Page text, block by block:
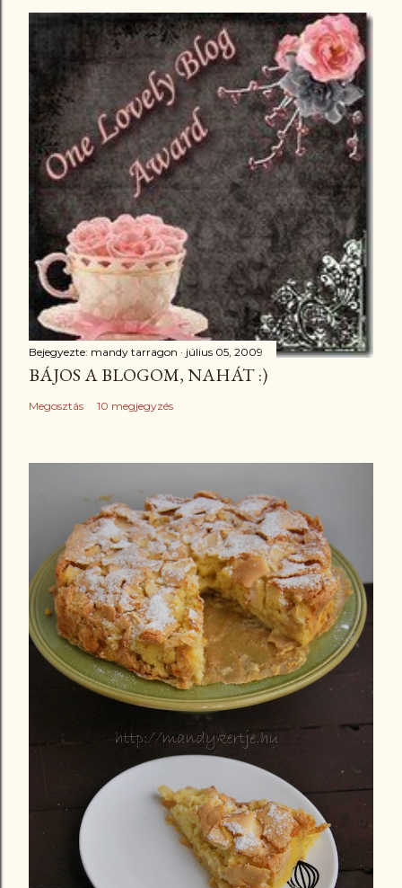
Bejegyezte: mandy tarragon július 05, 2009
BÁJOS A BLOGOM, NAHÁT :)
Megosztás 10 megjegyzés